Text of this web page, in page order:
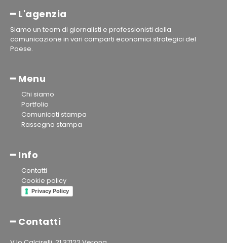
━ L'agenzia
Siamo un team di giornalisti e professionisti della
comunicazione in vari comparti economici strategici del
Paese.
━ Menu
Chi siamo
Portfolio
Comunicati stampa
Rassegna stampa
━ Info
Contatti
Cookie policy
Privacy Policy
━ Contatti